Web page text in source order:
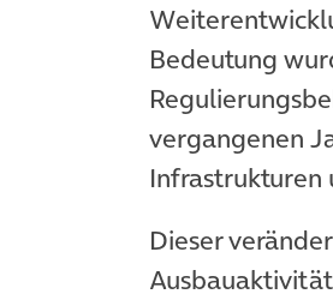
Bedeutung
vergangenen
Infrastrukturen
Dieser